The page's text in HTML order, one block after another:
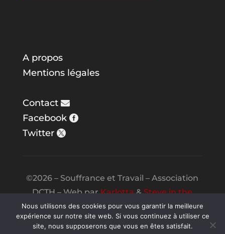
A propos
Mentions légales
Contact
Facebook
Twitter
©2026 – Souffrance et Travail – Association
DCTH – Web parKarlotta&Steve in the
Night
Nous utilisons des cookies pour vous garantir la meilleure
expérience sur notre site web. Si vous continuez à utiliser ce
site, nous supposerons que vous en êtes satisfait.